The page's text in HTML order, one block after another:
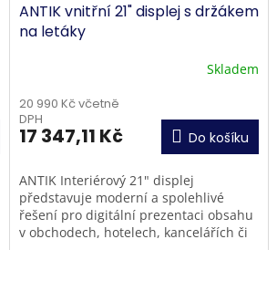
ANTIK vnitřní 21" displej s držákem
na letáky
Skladem
20 990 Kč včetně
DPH
17 347,11 Kč Do košíku
ANTIK Interiérový 21" displej
představuje moderní a spolehlivé
řešení pro digitální prezentaci obsahu
v obchodech, hotelech, kancelářích či